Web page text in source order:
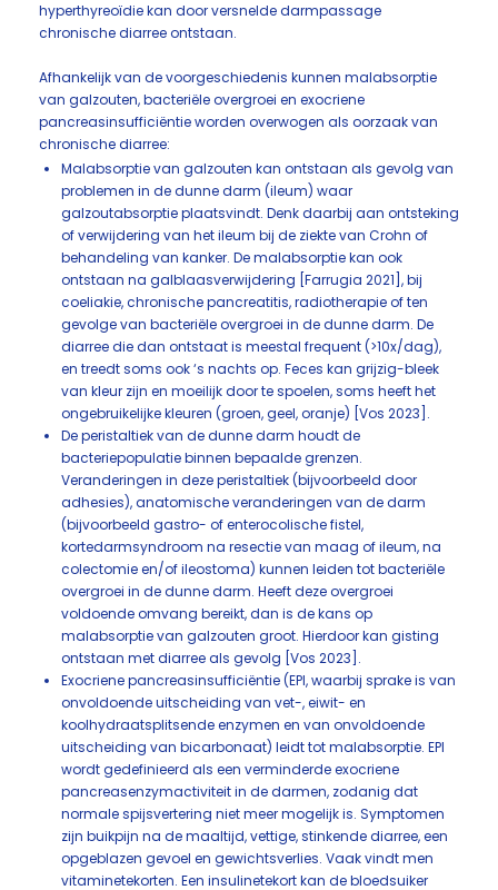
hyperthyreoïdie kan door versnelde darmpassage
chronische diarree ontstaan.
Afhankelijk van de voorgeschiedenis kunnen malabsorptie
van galzouten, bacteriële overgroei en exocriene
pancreasinsufficiëntie worden overwogen als oorzaak van
chronische diarree:
Malabsorptie van galzouten kan ontstaan als gevolg van
problemen in de dunne darm (ileum) waar
galzoutabsorptie plaatsvindt. Denk daarbij aan ontsteking
of verwijdering van het ileum bij de ziekte van Crohn of
behandeling van kanker. De malabsorptie kan ook
ontstaan na galblaasverwijdering [Farrugia 2021], bij
coeliakie, chronische pancreatitis, radiotherapie of ten
gevolge van bacteriële overgroei in de dunne darm. De
diarree die dan ontstaat is meestal frequent (>10x/dag),
en treedt soms ook ‘s nachts op. Feces kan grijzig-bleek
van kleur zijn en moeilijk door te spoelen, soms heeft het
ongebruikelijke kleuren (groen, geel, oranje) [Vos 2023].
De peristaltiek van de dunne darm houdt de
bacteriepopulatie binnen bepaalde grenzen.
Veranderingen in deze peristaltiek (bijvoorbeeld door
adhesies), anatomische veranderingen van de darm
(bijvoorbeeld gastro- of enterocolische fistel,
kortedarmsyndroom na resectie van maag of ileum, na
colectomie en/of ileostoma) kunnen leiden tot bacteriële
overgroei in de dunne darm. Heeft deze overgroei
voldoende omvang bereikt, dan is de kans op
malabsorptie van galzouten groot. Hierdoor kan gisting
ontstaan met diarree als gevolg [Vos 2023].
Exocriene pancreasinsufficiëntie (EPI, waarbij sprake is van
onvoldoende uitscheiding van vet-, eiwit- en
koolhydraatsplitsende enzymen en van onvoldoende
uitscheiding van bicarbonaat) leidt tot malabsorptie. EPI
wordt gedefinieerd als een verminderde exocriene
pancreasenzymactiviteit in de darmen, zodanig dat
normale spijsvertering niet meer mogelijk is. Symptomen
zijn buikpijn na de maaltijd, vettige, stinkende diarree, een
opgeblazen gevoel en gewichtsverlies. Vaak vindt men
vitaminetekorten. Een insulinetekort kan de bloedsuiker